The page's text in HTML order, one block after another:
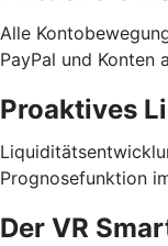
Alle
PayPal und Konten
Proaktives
Prognosefunktion
Der VR